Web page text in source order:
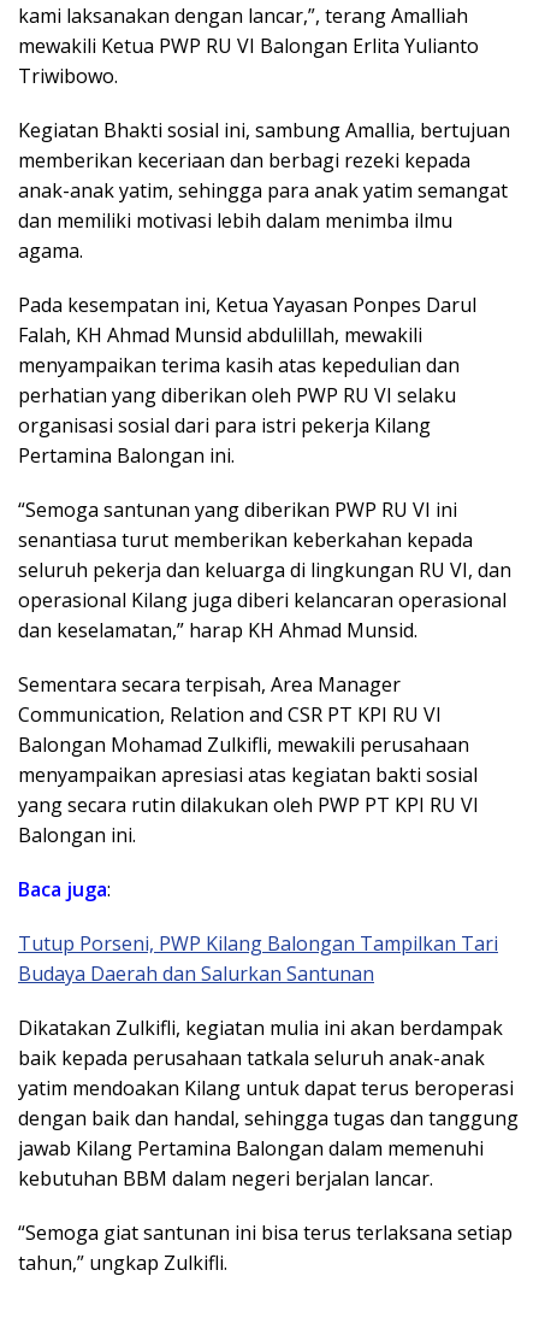
kami laksanakan dengan lancar,”, terang Amalliah
mewakili Ketua PWP RU VI Balongan Erlita Yulianto
Triwibowo.
Kegiatan Bhakti sosial ini, sambung Amallia, bertujuan
memberikan keceriaan dan berbagi rezeki kepada
anak-anak yatim, sehingga para anak yatim semangat
dan memiliki motivasi lebih dalam menimba ilmu
agama.
Pada kesempatan ini, Ketua Yayasan Ponpes Darul
Falah, KH Ahmad Munsid abdulillah, mewakili
menyampaikan terima kasih atas kepedulian dan
perhatian yang diberikan oleh PWP RU VI selaku
organisasi sosial dari para istri pekerja Kilang
Pertamina Balongan ini.
“Semoga santunan yang diberikan PWP RU VI ini
senantiasa turut memberikan keberkahan kepada
seluruh pekerja dan keluarga di lingkungan RU VI, dan
operasional Kilang juga diberi kelancaran operasional
dan keselamatan,” harap KH Ahmad Munsid.
Sementara secara terpisah, Area Manager
Communication, Relation and CSR PT KPI RU VI
Balongan Mohamad Zulkifli, mewakili perusahaan
menyampaikan apresiasi atas kegiatan bakti sosial
yang secara rutin dilakukan oleh PWP PT KPI RU VI
Balongan ini.
Baca juga:
Tutup Porseni, PWP Kilang Balongan Tampilkan Tari
Budaya Daerah dan Salurkan Santunan
Dikatakan Zulkifli, kegiatan mulia ini akan berdampak
baik kepada perusahaan tatkala seluruh anak-anak
yatim mendoakan Kilang untuk dapat terus beroperasi
dengan baik dan handal, sehingga tugas dan tanggung
jawab Kilang Pertamina Balongan dalam memenuhi
kebutuhan BBM dalam negeri berjalan lancar.
“Semoga giat santunan ini bisa terus terlaksana setiap
tahun,” ungkap Zulkifli.